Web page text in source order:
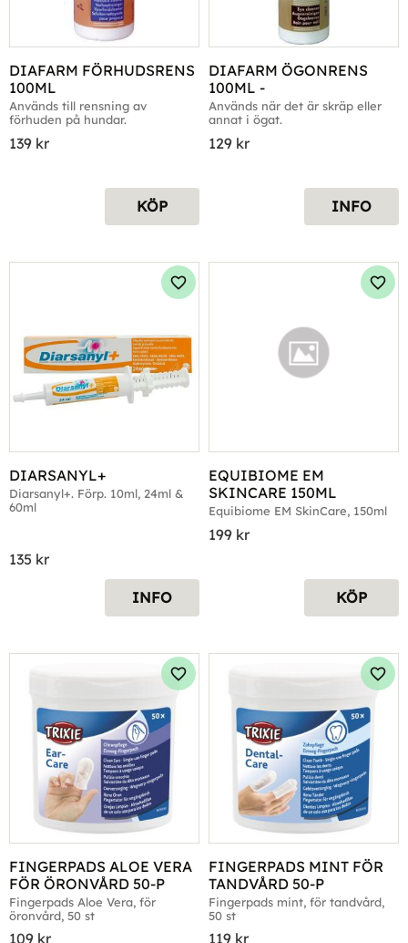
DIAFARM FÖRHUDSRENS
100ML
Används till rensning av
förhuden på hundar.
139 kr
KÖP
DIAFARM ÖGONRENS
100ML -
Används när det är skräp eller
annat i ögat.
129 kr
INFO
DIARSANYL+
Diarsanyl+. Förp. 10ml, 24ml &
60ml
135 kr
Lägg till i favoriter
INFO
EQUIBIOME EM
SKINCARE 150ML
Equibiome EM SkinCare, 150ml
199 kr
KÖP
FINGERPADS ALOE VERA
FÖR ÖRONVÅRD 50-P
Fingerpads Aloe Vera, för
öronvård, 50 st
109 kr
Lägg till i favoriter
FINGERPADS MINT FÖR
TANDVÅRD 50-P
Fingerpads mint, för tandvård,
50 st
119 kr